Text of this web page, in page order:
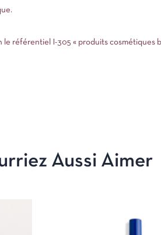
référentiel I-305 « produits cosmétiques
Aussi Aimer